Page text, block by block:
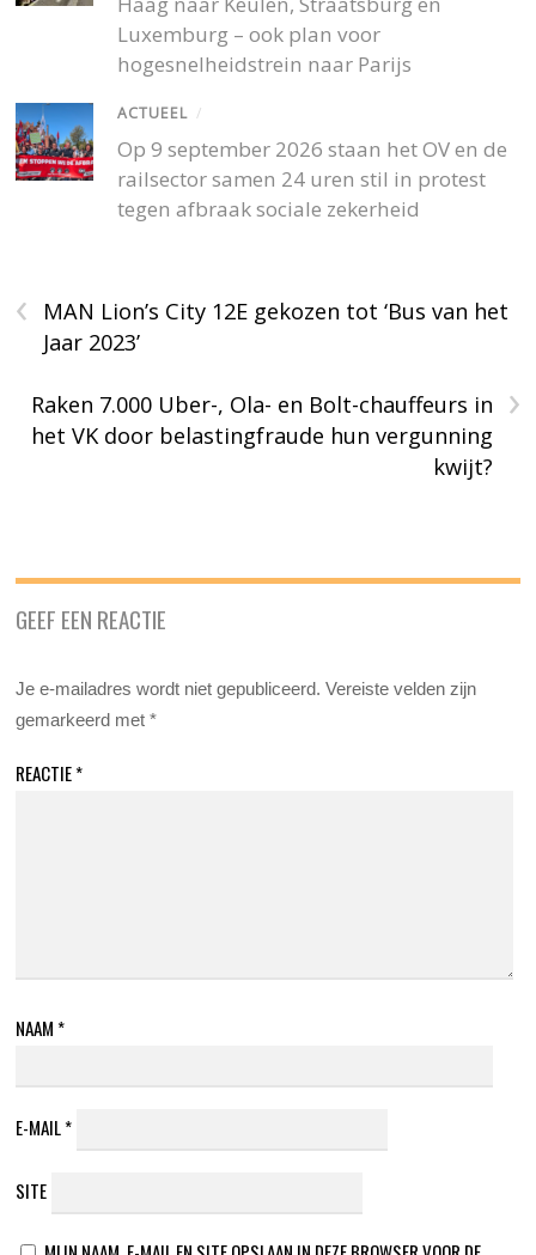
Luxemburg – ook plan voor
hogesnelheidstrein naar Parijs
ACTUEEL /
Op 9 september 2026 staan het OV en de
railsector samen 24 uren stil in protest
tegen afbraak sociale zekerheid
‹
MAN Lion’s City 12E gekozen tot ‘Bus van het
Jaar 2023’
›
Raken 7.000 Uber-, Ola- en Bolt-chauffeurs in
het VK door belastingfraude hun vergunning
kwijt?
GEEF EEN REACTIE
Je e-mailadres wordt niet gepubliceerd. Vereiste velden zijn
gemarkeerd met*
REACTIE*
NAAM *
E-MAIL*
SITE